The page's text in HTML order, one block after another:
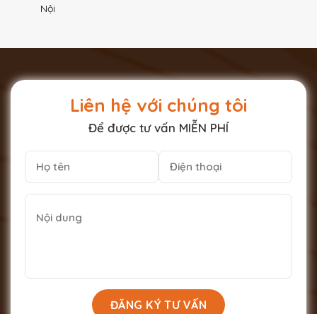
Nội
Liên hệ với chúng tôi
Để được tư vấn MIỄN PHÍ